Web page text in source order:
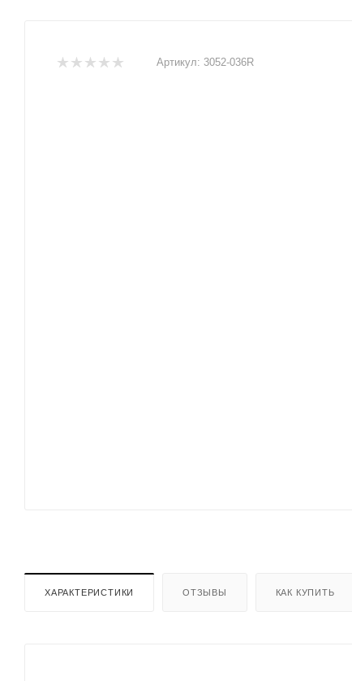
Артикул: 3052-036R
ХАРАКТЕРИСТИКИ ОТЗЫВЫ КАК КУПИТЬ